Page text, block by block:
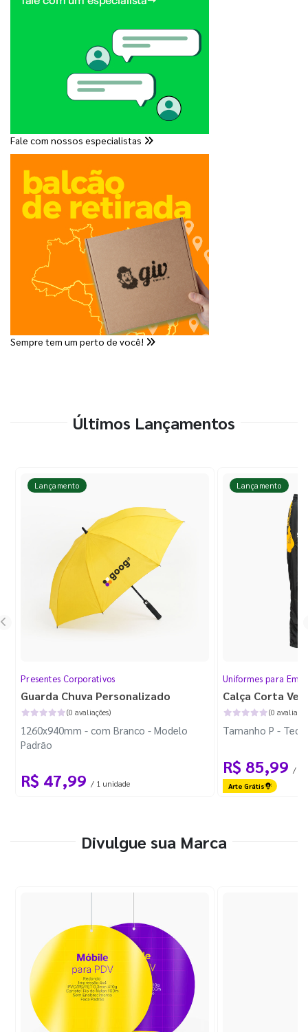
Fale com nossos especialistas
Sempre tem um perto de você!
Últimos Lançamentos
Lançamento
Presentes Corporativos
Guarda Chuva Personalizado
(0 avaliações)
1260x940mm - com Branco - Modelo
Padrão
R$ 47,99 / 1 unidade
Lançamento
Uniformes para
Calça Corta
(0
Tamanho P -
R$ 85,99 / 1
Arte Grátis
Divulgue sua Marca